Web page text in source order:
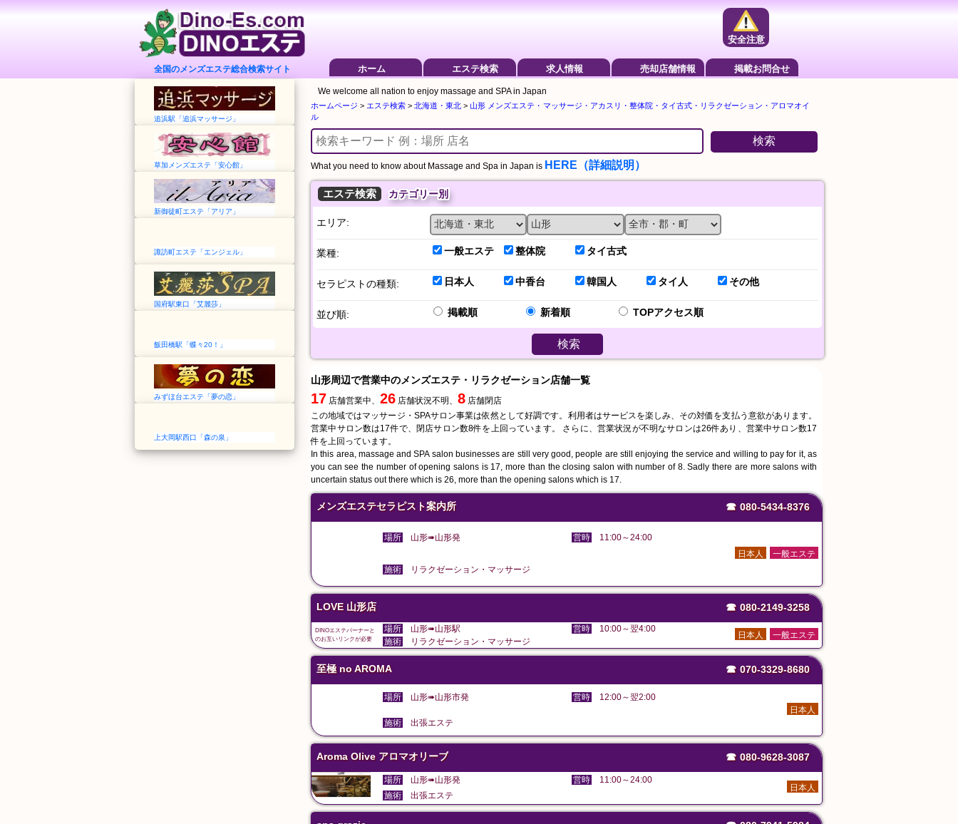
全国のメンズエステ総合検索サイト
安全注意
ホーム エステ検索 求人情報 売却店舗情報 掲載お問合せ
追浜駅「追浜マッサージ」
草加メンズエステ「安心館」
新御徒町エステ「アリア」
諏訪町エステ「エンジェル」
国府駅東口「艾麗莎」
飯田橋駅「蝶々20！」
みずほ台エステ「夢の恋」
上大岡駅西口「森の泉」
We welcome all nation to enjoy massage and SPA in Japan
ホームページ > エステ検索 >北海道・東北 >山形 メンズエステ・マッサージ・アカスリ・整体院・タイ古式・リラクゼーション・アロマオイ
ル
検索
What you need to know about Massage and Spa in Japan is HERE（詳細説明）
エステ検索 カテゴリー別
エリア:
業種: 一般エステ 整体院 タイ古式
セラピストの種類: 日本人 中香台 韓国人 タイ人 その他
並び順: 掲載順 新着順 TOPアクセス順
検索
山形周辺で営業中のメンズエステ・リラクゼーション店舗一覧
17 店舗営業中、 26 店舗状況不明、 8 店舗閉店
この地域ではマッサージ・SPAサロン事業は依然として好調です。利用者はサービスを楽しみ、その対価を支払う意欲があります。
営業中サロン数は17件で、閉店サロン数8件を上回っています。 さらに、営業状況が不明なサロンは26件あり、営業中サロン数17
件を上回っています。
In this area, massage and SPA salon businesses are still very good, people are still enjoying the service and willing to pay for it, as
you can see the number of opening salons is 17, more than the closing salon with number of 8. Sadly there are more salons with
uncertain status out there which is 26, more than the opening salons which is 17.
メンズエステセラピスト案内所 ☎ 080-5434-8376
場所 山形➠山形発 営時
11:00～24:00
一般エステ
日本人
施術
リラクゼーション・マッサージ
LOVE 山形店 ☎ 080-2149-3258
DINOエステバーナーと
のお互いリンクが必要
場所 山形➠山形駅 営時 10:00～翌4:00
一般エステ
日本人
施術 リラクゼーション・マッサージ
至極 no AROMA ☎ 070-3329-8680
場所 山形➠山形市発 営時
12:00～翌2:00
日本人
施術
出張エステ
Aroma Olive アロマオリーブ ☎ 080-9628-3087
場所 山形➠山形発 営時 11:00～24:00
日本人
施術 出張エステ